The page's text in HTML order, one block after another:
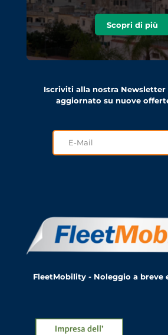
Scopri di più
Iscriviti alla nostra Newsletter
aggiornato su nuove
FleetMobility - Noleggio a breve